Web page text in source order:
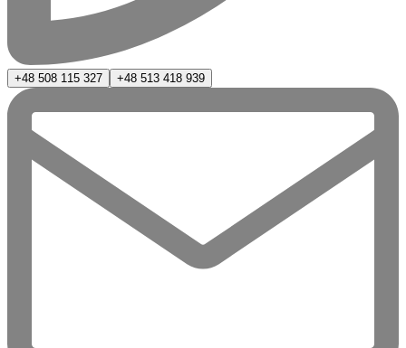
+48 508 115 327 +48 513 418 939